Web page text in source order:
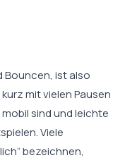
Bouncen, ist also
mit vielen Pausen
sind und leichte
Viele
bezeichnen,